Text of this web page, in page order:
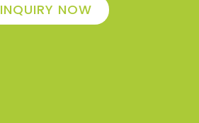
INQUIRY NOW